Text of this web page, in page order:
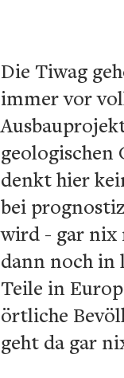
Die Tiwag
immer vor
denkt hier
bei
wird - gar nix
dann noch in
Teile in
örtliche
geht da gar